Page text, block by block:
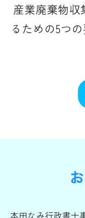
産業廃棄物
るための5つ
本田なみ行政書士